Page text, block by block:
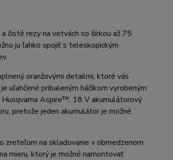
čisté rezy na vetvách so šírkou až 75
ju ľahko spojiť s teleskopickým
oranžovými detailmi, ktoré vás
uľahčené pribaleným háčikom vyrobeným
Husqvarna Aspire™. 18 V akumulátorový
pretože jeden akumulátor je možné
na skladovanie v obmedzenom
mieru, ktorý je možné namontovať